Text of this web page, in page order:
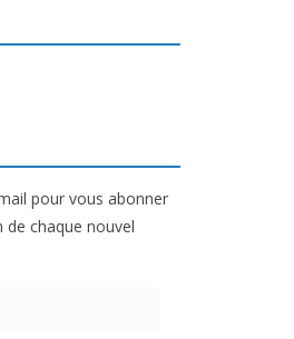
pour vous abonner
chaque nouvel